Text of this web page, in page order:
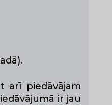
arī piedāvājam
ir jau